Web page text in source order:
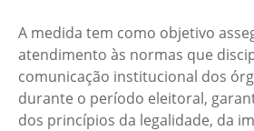
A medida tem como objetivo
atendimento às normas que
comunicação institucional dos
durante o período eleitoral,
dos princípios da legalidade, da